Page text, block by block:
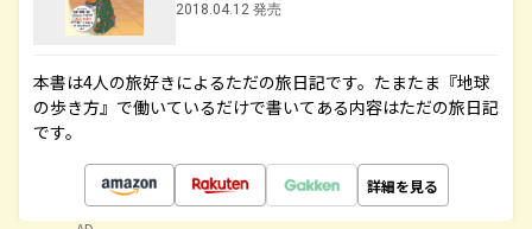
2018.04.12 発売
本書は4人の旅好きによるただの旅日記です。たまたま『地球
の歩き方』で働いているだけで書いてある内容はただの旅日記
です。
詳細を見る